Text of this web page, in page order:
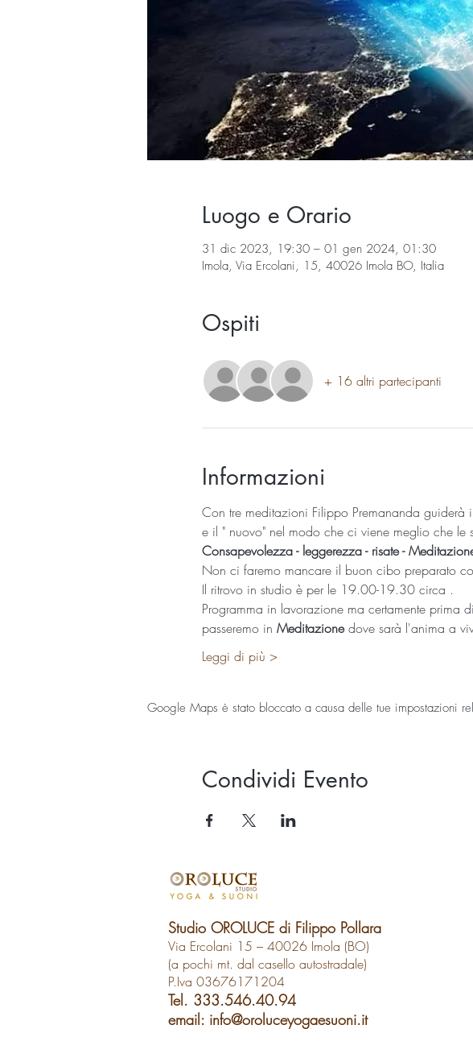
Luogo e Orario
31 dic 2023, 19:30 – 01 gen 2024, 01:30
Imola, Via Ercolani, 15, 40026 Imola BO, Italia
Ospiti
+ 16 altri partecipanti
Informazioni
Con tre meditazioni Filippo Premananda
e il " nuovo" nel modo che ci viene meglio che le
Consapevolezza - leggerezza - risate -
Non ci faremo mancare il buon cibo preparato
Il ritrovo in studio è per le 19.00-19.30 circa .
Programma in lavorazione ma certamente prima
passeremo in Meditazione dove sarà l'anima a
Leggi di più >
Google Maps è stato bloccato a causa delle tue impostazioni
Condividi Evento
Studio OROLUCE di Filippo Pollara
Via Ercolani 15 – 40026 Imola (BO)
(a pochi mt. dal casello autostradale)
P.Iva 03676171204
Tel. 333.546.40.94
email: info@oroluceyogaesuoni.it